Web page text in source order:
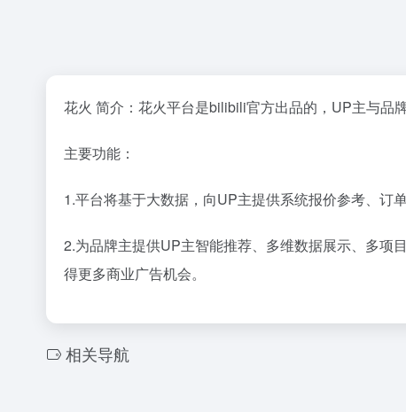
花火 简介：花火平台是bilibili官方出品的，UP主与品
主要功能：
1.平台将基于大数据，向UP主提供系统报价参考、订
2.为品牌主提供UP主智能推荐、多维数据展示、多项
得更多商业广告机会。
相关导航